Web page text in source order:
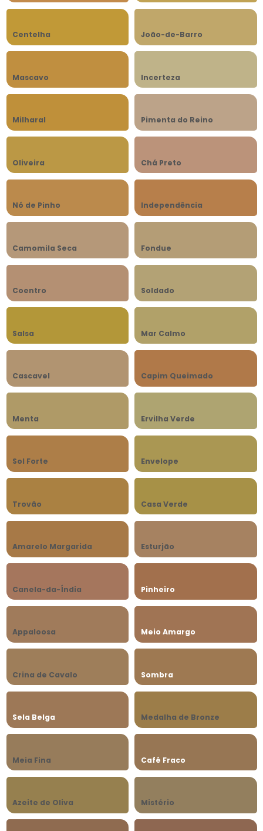
Centelha João-de-Barro
Mascavo Incerteza
Milharal Pimenta do Reino
Oliveira Chá Preto
Nó de Pinho Independência
Camomila Seca Fondue
Coentro Soldado
Salsa Mar Calmo
Cascavel Capim Queimado
Menta Ervilha Verde
Sol Forte Envelope
Trovão Casa Verde
Amarelo Margarida Esturjão
Canela-da-Índia Pinheiro
Appaloosa Meio Amargo
Crina de Cavalo Sombra
Sela Belga Medalha de Bronze
Meia Fina Café Fraco
Azeite de Oliva Mistério